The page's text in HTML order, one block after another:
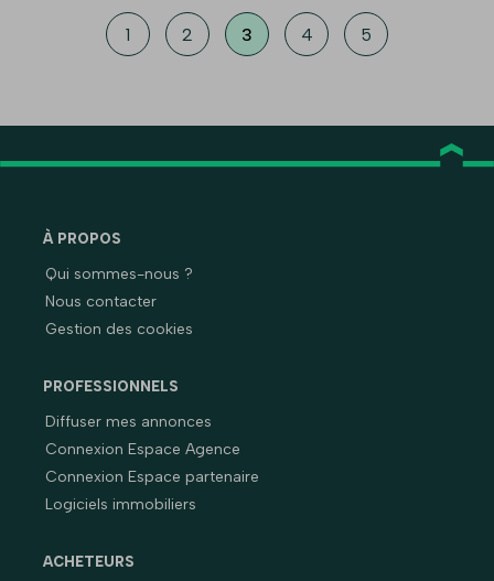
1 2 3 4 5
À PROPOS
Qui sommes-nous ?
Nous contacter
Gestion des cookies
PROFESSIONNELS
Diffuser mes annonces
Connexion Espace Agence
Connexion Espace partenaire
Logiciels immobiliers
ACHETEURS